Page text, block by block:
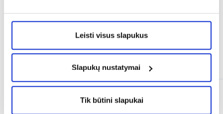
Leisti visus slapukus
Slapukų nustatymai
Tik būtini slapukai
Panašios prekės